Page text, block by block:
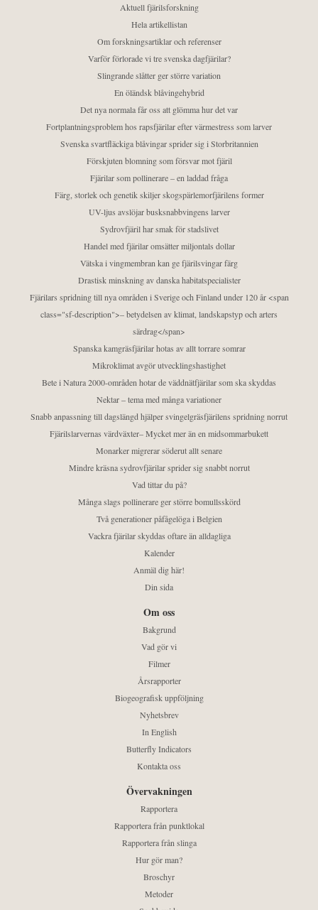
Aktuell fjärilsforskning
Hela artikellistan
Om forskningsartiklar och referenser
Varför förlorade vi tre svenska dagfjärilar?
Slingrande slåtter ger större variation
En öländsk blåvingehybrid
Det nya normala får oss att glömma hur det var
Fortplantningsproblem hos rapsfjärilar efter värmestress som larver
Svenska svartfläckiga blåvingar sprider sig i Storbritannien
Förskjuten blomning som försvar mot fjäril
Fjärilar som pollinerare – en laddad fråga
Färg, storlek och genetik skiljer skogspärlemorfjärilens former
UV-ljus avslöjar busksnabbvingens larver
Sydrovfjäril har smak för stadslivet
Handel med fjärilar omsätter miljontals dollar
Vätska i vingmembran kan ge fjärilsvingar färg
Drastisk minskning av danska habitatspecialister
Fjärilars spridning till nya områden i Sverige och Finland under 120 år <span
class="sf-description">– betydelsen av klimat, landskapstyp och arters
särdrag</span>
Spanska kamgräsfjärilar hotas av allt torrare somrar
Mikroklimat avgör utvecklingshastighet
Bete i Natura 2000-områden hotar de väddnätfjärilar som ska skyddas
Nektar – tema med många variationer
Snabb anpassning till dagslängd hjälper svingelgräsfjärilens spridning norrut
Fjärilslarvernas värdväxter– Mycket mer än en midsommarbukett
Monarker migrerar söderut allt senare
Mindre kräsna sydrovfjärilar sprider sig snabbt norrut
Vad tittar du på?
Många slags pollinerare ger större bomullsskörd
Två generationer påfågelöga i Belgien
Vackra fjärilar skyddas oftare än alldagliga
Kalender
Anmäl dig här!
Din sida
Om oss
Bakgrund
Vad gör vi
Filmer
Årsrapporter
Biogeografisk uppföljning
Nyhetsbrev
In English
Butterfly Indicators
Kontakta oss
Övervakningen
Rapportera
Rapportera från punktlokal
Rapportera från slinga
Hur gör man?
Broschyr
Metoder